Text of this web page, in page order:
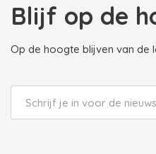
Blijf op de
Op de hoogte blijven van de